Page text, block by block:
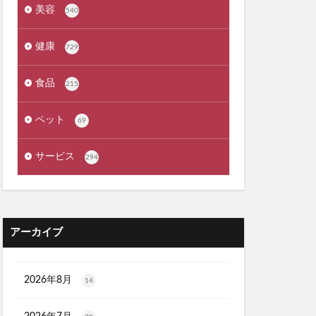
ット)
ォッシュ
ンシャ(感謝)
髪殿(はつとの)
ラッシュパック)
美容 540
健康 729
食品 215
ペット 69
サービス 294
アーカイブ
2026年8月 14